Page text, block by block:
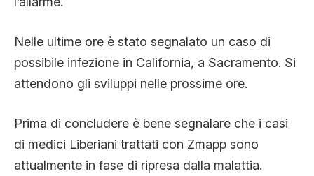
Nelle ultime ore è stato segnalato un caso di
possibile infezione in California, a Sacramento. Si
attendono gli sviluppi nelle prossime ore.
Prima di concludere è bene segnalare che i casi
di medici Liberiani trattati con Zmapp sono
attualmente in fase di ripresa dalla malattia.